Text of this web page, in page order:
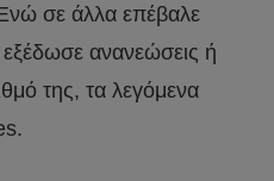
σε άλλα επέβαλε
ανανεώσεις ή
της, τα λεγόμενα